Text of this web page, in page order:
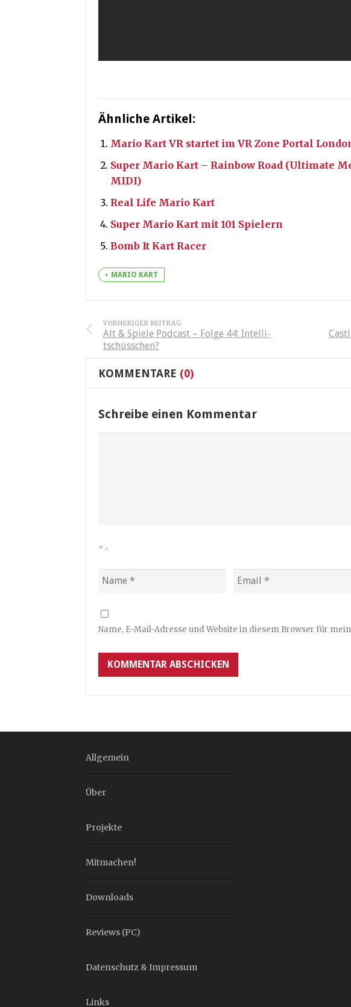
Ähnliche Artikel:
Mario Kart VR startet im VR Zone Portal
Super Mario Kart – Rainbow Road (Ultimate
MIDI)
Real Life Mario Kart
Super Mario Kart mit 101 Spielern
Bomb It Kart Racer
MARIO KART
VORHERIGER BEITRAG
Alt & Spiele Podcast – Folge 44: Intelli-
tschüsschen?
KOMMENTARE (0)
Schreibe einen Kommentar
* =
Name, E-Mail-Adresse und Website in diesem Browser für
Allgemein
Über
Projekte
Mitmachen!
Downloads
Reviews (PC)
Datenschutz & Impressum
Links